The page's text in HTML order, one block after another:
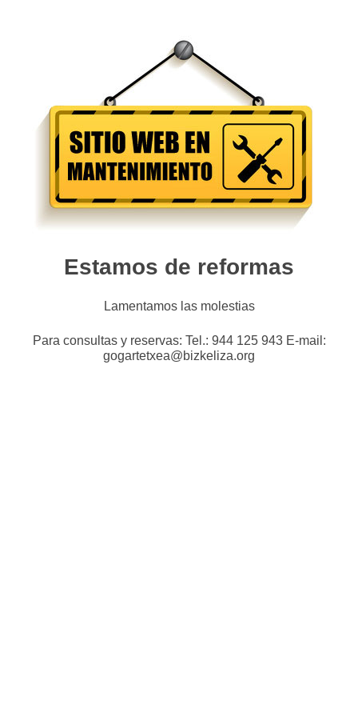
Estamos de reformas
Lamentamos las molestias
Para consultas y reservas: Tel.: 944 125 943 E-mail:
gogartetxea@bizkeliza.org